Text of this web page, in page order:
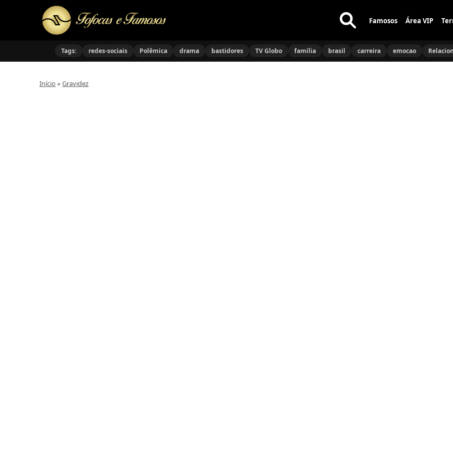
Buscar
no
Famosos Área VIP
Tags: redes-sociais Polêmica drama bastidores TV Globo família brasil carreira emocao
Início » Gravidez